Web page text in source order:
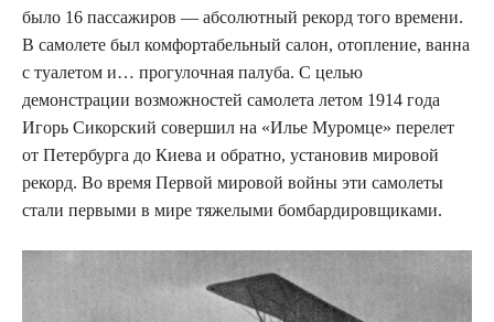
было 16 пассажиров — абсолютный рекорд того времени.
В самолете был комфортабельный салон, отопление, ванна
с туалетом и… прогулочная палуба. С целью
демонстрации возможностей самолета летом 1914 года
Игорь Сикорский совершил на «Илье Муромце» перелет
от Петербурга до Киева и обратно, установив мировой
рекорд. Во время Первой мировой войны эти самолеты
стали первыми в мире тяжелыми бомбардировщиками.